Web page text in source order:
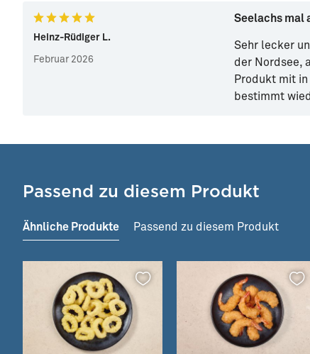
Heinz-Rüdiger L.
Februar 2026
Seelachs mal
Sehr lecker
der Nordsee,
Produkt mit
bestimmt
Passend zu diesem Produkt
Ähnliche Produkte Passend zu diesem Produkt